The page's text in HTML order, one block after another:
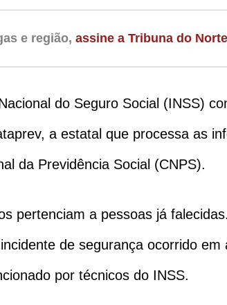
e região, assine a Tribuna do
do Seguro Social (INSS)
a estatal que processa as
da Previdência Social (CNPS).
pertenciam a pessoas já
de segurança ocorrido
por técnicos do INSS.